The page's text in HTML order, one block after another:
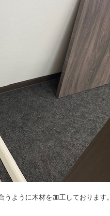
ように木材を加工しております。